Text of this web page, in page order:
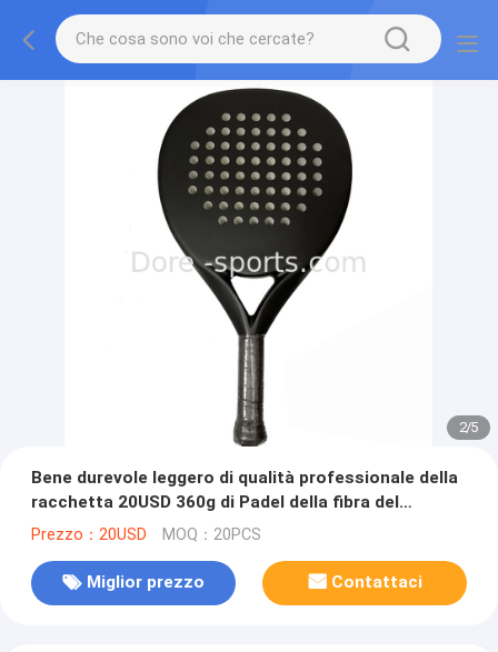
2/5
Bene durevole leggero di qualità professionale della
racchetta 20USD 360g di Padel della fibra del
carbonio
Prezzo：20USD MOQ：20PCS
Miglior prezzo Contattaci